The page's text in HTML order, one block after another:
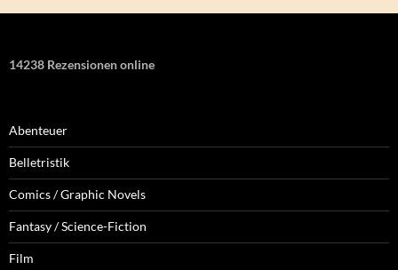
14238 Rezensionen online
Abenteuer
Belletristik
Comics / Graphic Novels
Fantasy / Science-Fiction
Film